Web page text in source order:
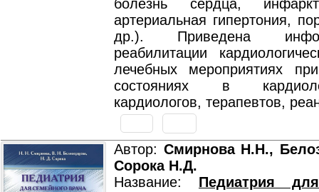
болезнь сердца,
артериальная гипертония,
др.). Приведена
реабилитации
лечебных мероприятиях
состояниях в
кардиологов, терапевтов,
Автор: Смирнова Н.Н.,
Сорока Н.Д.
Название: Педиатрия